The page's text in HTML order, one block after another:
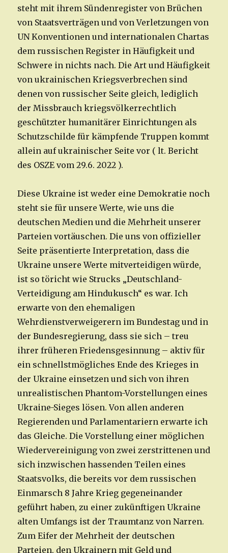
steht mit ihrem Sündenregister von Brüchen
von Staatsverträgen und von Verletzungen von
UN Konventionen und internationalen Chartas
dem russischen Register in Häufigkeit und
Schwere in nichts nach. Die Art und Häufigkeit
von ukrainischen Kriegsverbrechen sind
denen von russischer Seite gleich, lediglich
der Missbrauch kriegsvölkerrechtlich
geschützter humanitärer Einrichtungen als
Schutzschilde für kämpfende Truppen kommt
allein auf ukrainischer Seite vor ( lt. Bericht
des OSZE vom 29.6. 2022 ).
Diese Ukraine ist weder eine Demokratie noch
steht sie für unsere Werte, wie uns die
deutschen Medien und die Mehrheit unserer
Parteien vortäuschen. Die uns von offizieller
Seite präsentierte Interpretation, dass die
Ukraine unsere Werte mitverteidigen würde,
ist so töricht wie Strucks „Deutschland-
Verteidigung am Hindukusch“ es war. Ich
erwarte von den ehemaligen
Wehrdienstverweigerern im Bundestag und in
der Bundesregierung, dass sie sich – treu
ihrer früheren Friedensgesinnung – aktiv für
ein schnellstmögliches Ende des Krieges in
der Ukraine einsetzen und sich von ihren
unrealistischen Phantom-Vorstellungen eines
Ukraine-Sieges lösen. Von allen anderen
Regierenden und Parlamentariern erwarte ich
das Gleiche. Die Vorstellung einer möglichen
Wiedervereinigung von zwei zerstrittenen und
sich inzwischen hassenden Teilen eines
Staatsvolks, die bereits vor dem russischen
Einmarsch 8 Jahre Krieg gegeneinander
geführt haben, zu einer zukünftigen Ukraine
alten Umfangs ist der Traumtanz von Narren.
Zum Eifer der Mehrheit der deutschen
Parteien, den Ukrainern mit Geld und